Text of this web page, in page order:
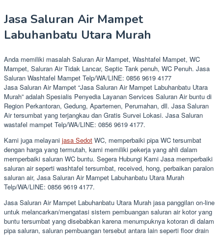
Jasa Saluran Air Mampet
Labuhanbatu Utara Murah
Anda memiliki masalah Saluran Air Mampet, Washtafel Mampet, WC
Mampet, Saluran Air Tidak Lancar, Septic Tank penuh, WC Penuh. Jasa
Saluran Washtafel Mampet Telp/WA/LINE: 0856 9619 4177
Jasa Saluran Air Mampet “Jasa Saluran Air Mampet Labuhanbatu Utara
Murah” adalah Spesialis Penyedia Layanan Services Saluran Air buntu di
Region Perkantoran, Gedung, Apartemen, Perumahan, dll. Jasa Saluran
Air tersumbat yang terjangkau dan Gratis Survei Lokasi. Jasa Saluran
wastafel mampet Telp/WA/LINE: 0856 9619 4177.
Kami juga melayani jasa Sedot WC, memperbaiki pipa WC tersumbat
dengan harga yang termutah, kami memiliki pekerja yang ahli dalam
memperbaiki saluran WC buntu. Segera Hubungi Kami Jasa memperbaiki
saluran air seperti washtafel tersumbat, received, hong, perbaikan paralon
saluran air, Jasa Saluran Air Mampet Labuhanbatu Utara Murah
Telp/WA/LINE: 0856 9619 4177.
Jasa Saluran Air Mampet Labuhanbatu Utara Murah jasa panggilan on-line
untuk melancarkan/mengatasi sistem pembuangan saluran air kotor yang
buntu tersumbat yang disebabkan karena menumpuknya kotoran di dalam
pipa saluran, saluran pembuangan tersebut antara lain seperti floor drain